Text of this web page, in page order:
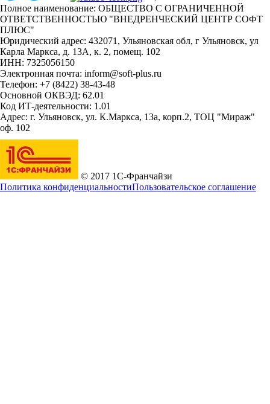
Полное наименование: ОБЩЕСТВО С ОГРАНИЧЕННОЙ
ОТВЕТСТВЕННОСТЬЮ "ВНЕДРЕНЧЕСКИЙ ЦЕНТР СОФТ
ПЛЮС"
Юридический адрес: 432071, Ульяновская обл, г Ульяновск, ул
Карла Маркса, д. 13А, к. 2, помещ. 102
ИНН: 7325056150
Электронная почта: inform@soft-plus.ru
Телефон: +7 (8422) 38-43-48
Основной ОКВЭД: 62.01
Код ИТ-деятельности: 1.01
Адрес: г. Ульяновск, ул. К.Маркса, 13а, корп.2, ТОЦ "Мираж"
оф. 102
© 2017 1С-Франчайзи
Политика конфиденциальностиПользовательское соглашение